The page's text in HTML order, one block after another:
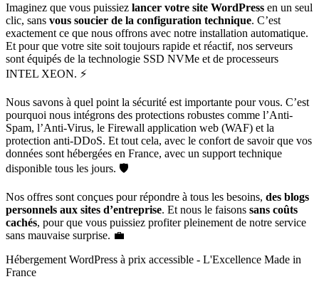
Imaginez que vous puissiez lancer votre site WordPress en un seul
clic, sans vous soucier de la configuration technique. C’est
exactement ce que nous offrons avec notre installation automatique.
Et pour que votre site soit toujours rapide et réactif, nos serveurs
sont équipés de la technologie SSD NVMe et de processeurs
INTEL XEON. ⚡
Nous savons à quel point la sécurité est importante pour vous. C’est
pourquoi nous intégrons des protections robustes comme l’Anti-
Spam, l’Anti-Virus, le Firewall application web (WAF) et la
protection anti-DDoS. Et tout cela, avec le confort de savoir que vos
données sont hébergées en France, avec un support technique
disponible tous les jours. 🛡️
Nos offres sont conçues pour répondre à tous les besoins, des blogs
personnels aux sites d’entreprise. Et nous le faisons sans coûts
cachés, pour que vous puissiez profiter pleinement de notre service
sans mauvaise surprise. 💼
Hébergement WordPress à prix accessible - L'Excellence Made in
France